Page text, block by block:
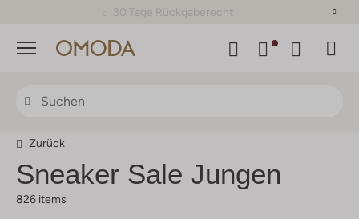
30 Tage Rückgaberecht
Menü
Zurück
Sneaker Sale Jungen
826 items